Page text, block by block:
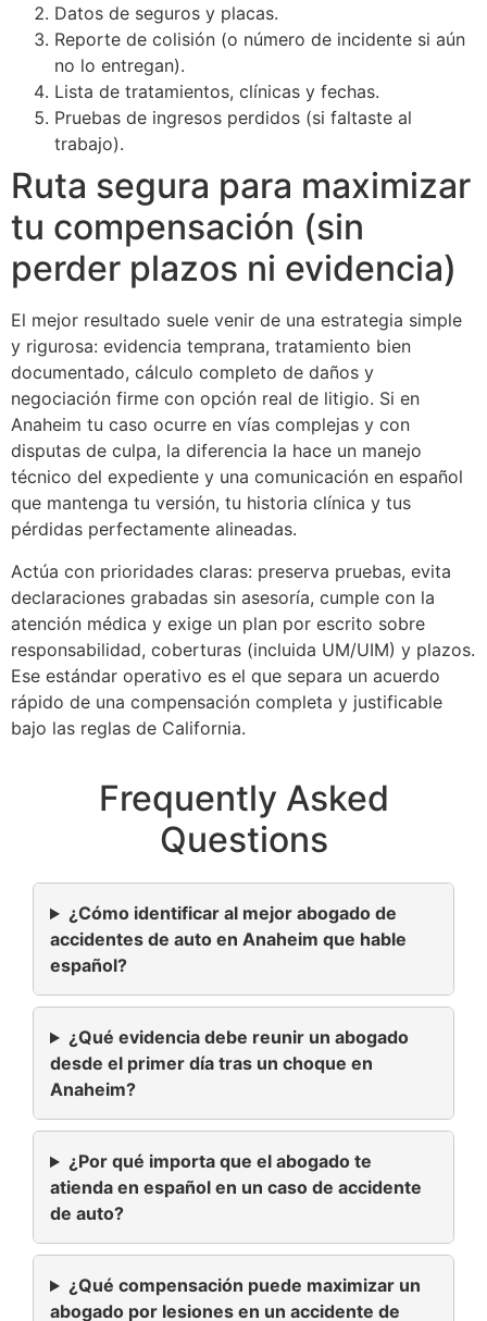
Datos de seguros y placas.
Reporte de colisión (o número de incidente si aún
no lo entregan).
Lista de tratamientos, clínicas y fechas.
Pruebas de ingresos perdidos (si faltaste al
trabajo).
Ruta segura para maximizar
tu compensación (sin
perder plazos ni evidencia)
El mejor resultado suele venir de una estrategia simple
y rigurosa: evidencia temprana, tratamiento bien
documentado, cálculo completo de daños y
negociación firme con opción real de litigio. Si en
Anaheim tu caso ocurre en vías complejas y con
disputas de culpa, la diferencia la hace un manejo
técnico del expediente y una comunicación en español
que mantenga tu versión, tu historia clínica y tus
pérdidas perfectamente alineadas.
Actúa con prioridades claras: preserva pruebas, evita
declaraciones grabadas sin asesoría, cumple con la
atención médica y exige un plan por escrito sobre
responsabilidad, coberturas (incluida UM/UIM) y plazos.
Ese estándar operativo es el que separa un acuerdo
rápido de una compensación completa y justificable
bajo las reglas de California.
Frequently Asked
Questions
¿Cómo identificar al mejor abogado de
accidentes de auto en Anaheim que hable
español?
¿Qué evidencia debe reunir un abogado
desde el primer día tras un choque en
Anaheim?
¿Por qué importa que el abogado te
atienda en español en un caso de accidente
de auto?
¿Qué compensación puede maximizar un
abogado por lesiones en un accidente de